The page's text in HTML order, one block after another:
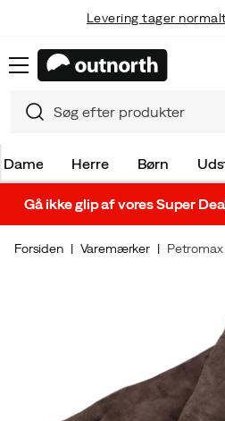
Levering tager
Dame Herre Børn
Gå ikke glip af vores Super
Forsiden Varemærker Petromax